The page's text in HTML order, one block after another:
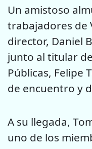
Un amistoso
trabajadores de
director, Daniel
junto al titular
Públicas, Felipe
de encuentro y
A su llegada,
uno de los